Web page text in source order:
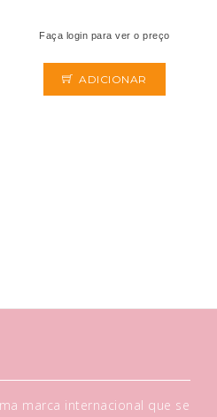
Faça login para ver o preço
ADICIONAR
marca internacional que se